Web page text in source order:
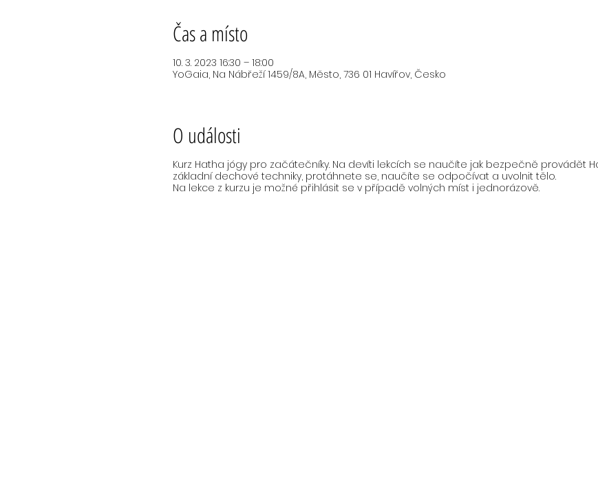
Čas a místo
10. 3. 2023 16:30 – 18:00
YoGaia, Na Nábřeží 1459/8A, Město, 736 01 Havířov, Česko
O události
Kurz Hatha jógy pro začátečníky. Na devíti lekcích se naučíte jak bezpečně provádět
základní dechové techniky, protáhnete se, naučíte se odpočívat a uvolnit tělo.
Na lekce z kurzu je možné přihlásit se v případě volných míst i jednorázově.